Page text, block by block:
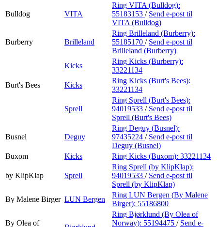
Bulldog VITA
Ring VITA (Bulldog):
55183153 / Send e-post til
VITA (Bulldog)
Burberry Brilleland
Ring Brilleland (Burberry):
55185170 / Send e-post til
Brilleland (Burberry)
Kicks
Ring Kicks (Burberry):
33221134
Burt's Bees
Kicks
Ring Kicks (Burt's Bees):
33221134
Sprell
Ring Sprell (Burt's Bees):
94019533 / Send e-post til
Sprell (Burt's Bees)
Busnel Deguy
Ring Deguy (Busnel):
97435224 / Send e-post til
Deguy (Busnel)
Buxom
Kicks Ring Kicks (Buxom): 33221134
by KlipKlap Sprell
Ring Sprell (by KlipKlap):
94019533 / Send e-post til
Sprell (by KlipKlap)
By Malene Birger LUN Bergen
Ring LUN Bergen (By Malene
Birger): 55186800
By Olea of
Ring Bjørklund (By Olea of
Norway): 55194475 / Send e-